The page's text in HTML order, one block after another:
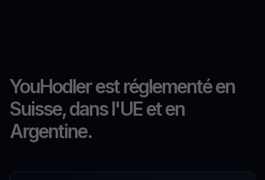
YouHodler est réglementé en
Suisse, dans l'UE et en
Argentine.